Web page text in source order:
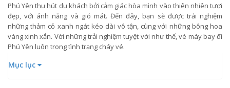
Phú Yên thu hút du khách bởi cảm giác hòa mình vào thiên nhiên tươi
đẹp, với ánh nắng và gió mát. Đến đây, bạn sẽ được trải nghiệm
những thảm cỏ xanh ngát kéo dài vô tận, cùng với những bông hoa
vàng xinh xắn. Với những trải nghiệm tuyệt vời như thế, vé máy bay đi
Phú Yên luôn trong tình trạng cháy vé.
Mục lục